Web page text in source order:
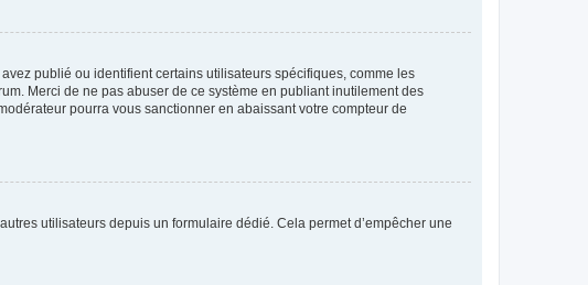
publié ou identifient certains utilisateurs spécifiques, comme les
Merci de ne pas abuser de ce système en publiant inutilement des
pourra vous sanctionner en abaissant votre compteur de
utilisateurs depuis un formulaire dédié. Cela permet d’empêcher une